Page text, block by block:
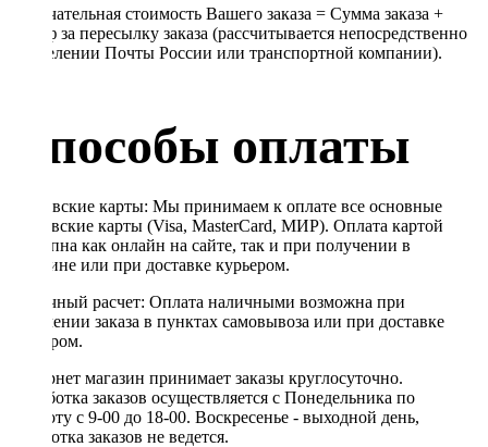
Окончательная стоимость Вашего заказа = Сумма заказа +
Тариф за пересылку заказа (рассчитывается непосредственно
в отделении Почты России или транспортной компании).
Способы оплаты
Банковские карты: Мы принимаем к оплате все основные
банковские карты (Visa, MasterCard, МИР). Оплата картой
доступна как онлайн на сайте, так и при получении в
магазине или при доставке курьером.
Наличный расчет: Оплата наличными возможна при
получении заказа в пунктах самовывоза или при доставке
курьером.
Интернет магазин принимает заказы круглосуточно.
Обработка заказов осуществляется с Понедельника по
Субботу с 9-00 до 18-00. Воскресенье - выходной день,
обработка заказов не ведется.